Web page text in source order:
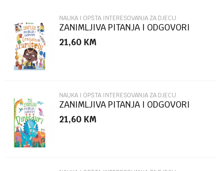
Poruka
POŠALJI
NAUKA I OPŠTA INTERESOVANJA ZA DJECU
ZANIMLJIVA PITANJA I ODGOVORI
GENIJALNI IZUMITELJI
21,60 KM
NAUKA I OPŠTA INTERESOVANJA ZA DJECU
ZANIMLJIVA PITANJA I ODGOVORI
DINOSAURI
21,60 KM